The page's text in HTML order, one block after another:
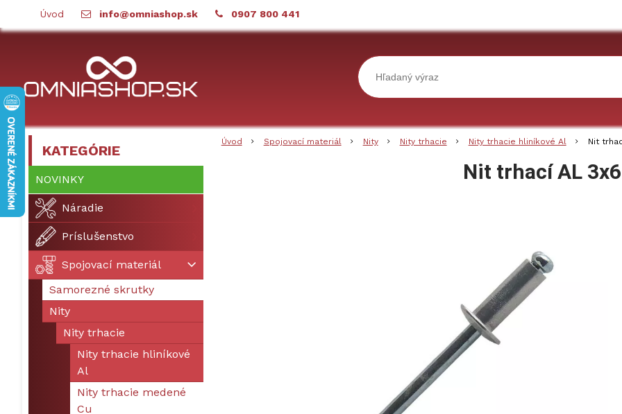
Úvod info@omniashop.sk 0907 800 441
Úvod Spojovací materiál Nity Nity trhacie Nity trhacie hliníkové Al Nit
Nit trhací AL
KATEGÓRIE
NOVINKY
Náradie
Príslušenstvo
Spojovací materiál
Samorezné skrutky
Nity
Nity trhacie
Nity trhacie hliníkové
Al
Nity trhacie medené
Cu